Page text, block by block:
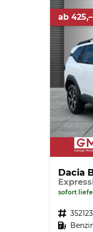
ab
Dacia
sofort
Fahrzeugnr. 352123
Kraftstoff